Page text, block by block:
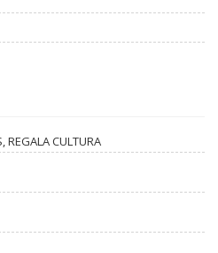
REGALA CULTURA